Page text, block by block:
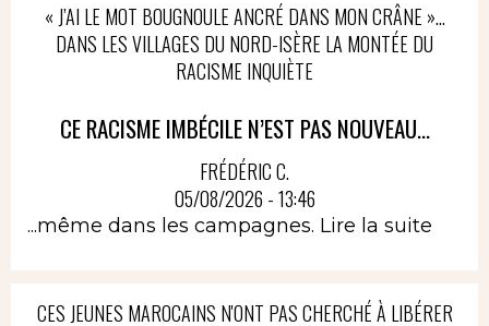
« J’AI LE MOT BOUGNOULE ANCRÉ DANS MON CRÂNE »…
DANS LES VILLAGES DU NORD-ISÈRE LA MONTÉE DU
RACISME INQUIÈTE
CE RACISME IMBÉCILE N’EST PAS NOUVEAU...
FRÉDÉRIC C.
05/08/2026 - 13:46
...même dans les campagnes. Lire la suite
CES JEUNES MAROCAINS N'ONT PAS CHERCHÉ À LIBÉRER